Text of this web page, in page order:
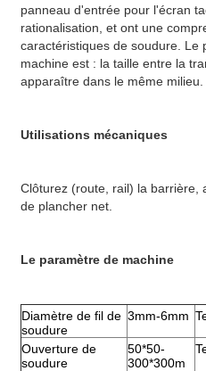
panneau d'entrée pour l'écran
rationalisation, et ont une
caractéristiques de soudure. Le
machine est : la taille entre la
apparaître dans le même milieu.
Utilisations mécaniques
Clôturez (route, rail) la barrière,
de plancher net.
Le paramètre de machine
Diamètre de fil de
soudure
3mm-6mm
Ouverture de
soudure
50*50-
300*300m